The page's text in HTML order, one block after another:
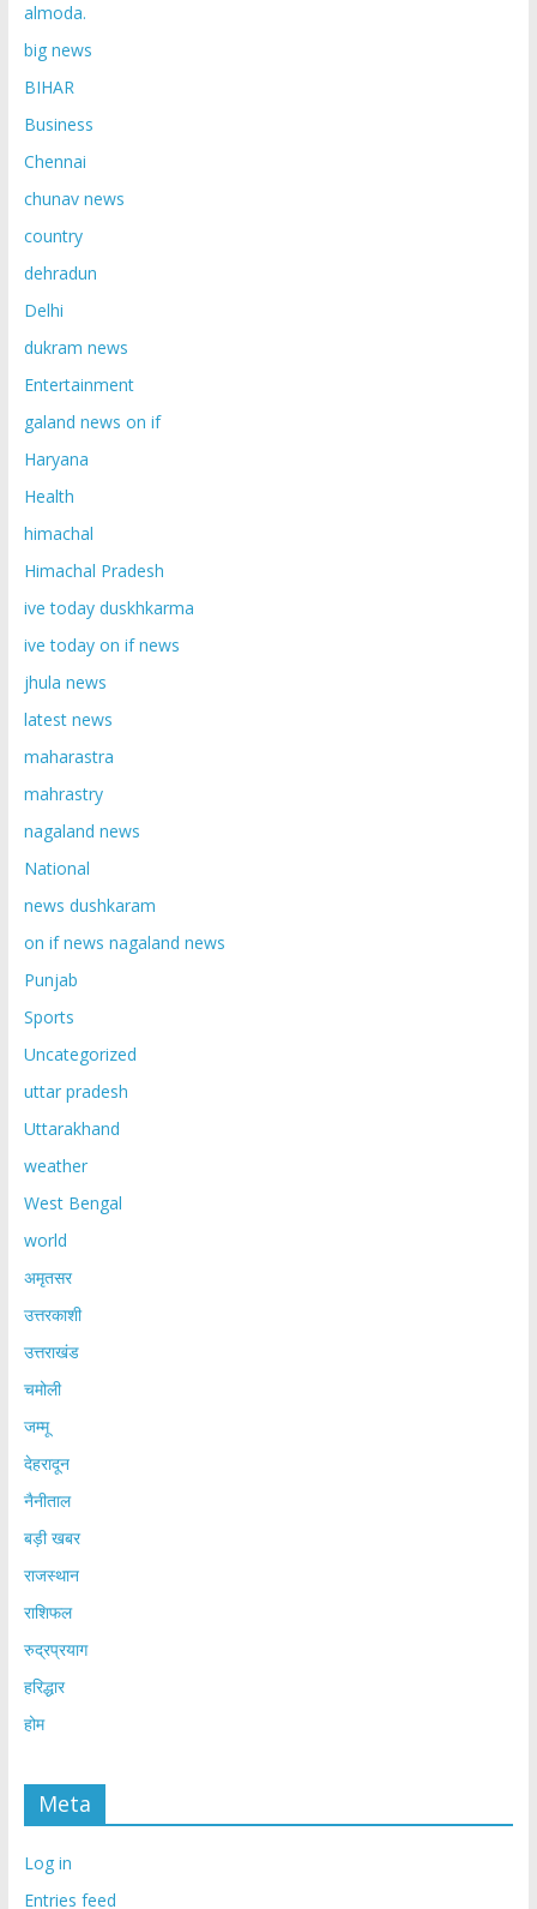
almoda.
big news
BIHAR
Business
Chennai
chunav news
country
dehradun
Delhi
dukram news
Entertainment
galand news on if
Haryana
Health
himachal
Himachal Pradesh
ive today duskhkarma
ive today on if news
jhula news
latest news
maharastra
mahrastry
nagaland news
National
news dushkaram
on if news nagaland news
Punjab
Sports
Uncategorized
uttar pradesh
Uttarakhand
weather
West Bengal
world
अमृतसर
उत्तरकाशी
उत्तराखंड
चमोली
जम्मू
देहरादून
नैनीताल
बड़ी खबर
राजस्थान
राशिफल
रुद्रप्रयाग
हरिद्धार
होम
Meta
Log in
Entries feed